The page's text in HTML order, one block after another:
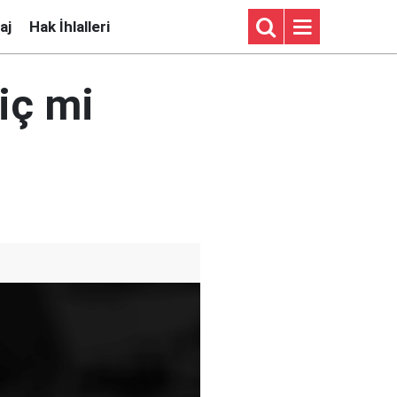
Hak İhlalleri
mi